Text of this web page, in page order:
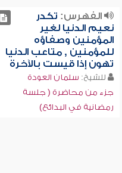
الفهرس: تكدر
نعيم الدنيا لغير
المؤمنين وصفاؤه
للمؤمنين , متاعب الدنيا
تهون إذا قيست بالآخرة
للشيخ: سلمان العودة
جزء من محاضرة ( جلسة
رمضانية في البدائع)